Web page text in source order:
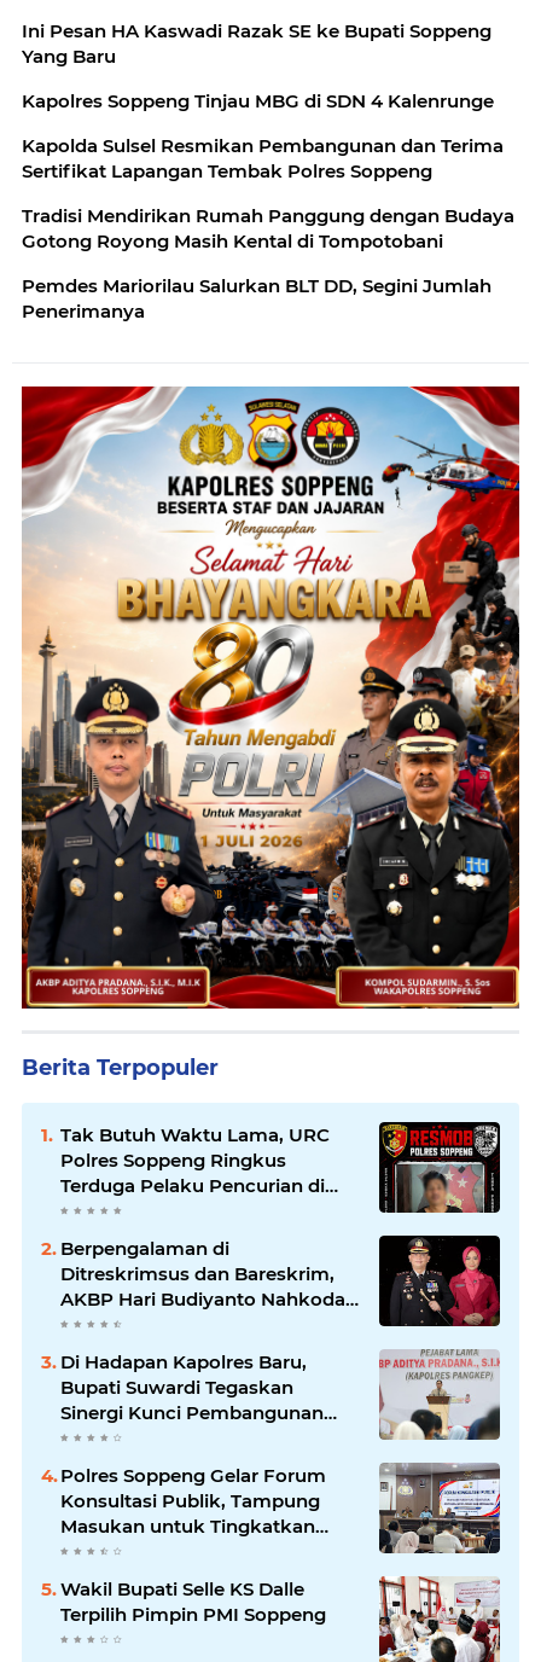
Ini Pesan HA Kaswadi Razak SE ke Bupati Soppeng
Yang Baru
Kapolres Soppeng Tinjau MBG di SDN 4 Kalenrunge
Kapolda Sulsel Resmikan Pembangunan dan Terima
Sertifikat Lapangan Tembak Polres Soppeng
Tradisi Mendirikan Rumah Panggung dengan Budaya
Gotong Royong Masih Kental di Tompotobani
Pemdes Mariorilau Salurkan BLT DD, Segini Jumlah
Penerimanya
Berita Terpopuler
Tak Butuh Waktu Lama, URC
Polres Soppeng Ringkus
Terduga Pelaku Pencurian di
Liliriaja
Berpengalaman di
Ditreskrimsus dan Bareskrim,
AKBP Hari Budiyanto Nahkodai
Polres Soppeng
Di Hadapan Kapolres Baru,
Bupati Suwardi Tegaskan
Sinergi Kunci Pembangunan
Soppeng
Polres Soppeng Gelar Forum
Konsultasi Publik, Tampung
Masukan untuk Tingkatkan
Pelayanan
Wakil Bupati Selle KS Dalle
Terpilih Pimpin PMI Soppeng